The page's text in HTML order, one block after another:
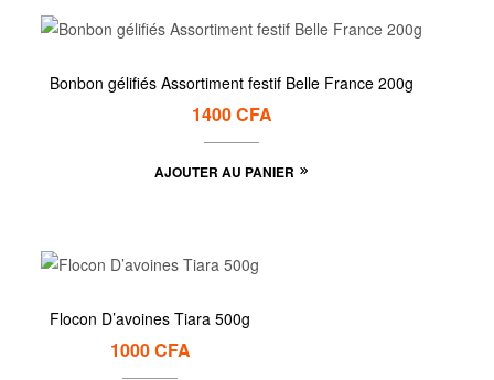
Bonbon gélifiés Assortiment festif Belle France 200g
1400CFA
AJOUTER AU PANIER
Flocon D’avoines Tiara 500g
1000CFA